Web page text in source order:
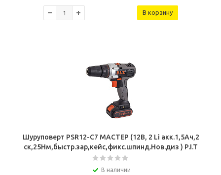
В корзину
Шуруповерт PSR12-C7 МАСТЕР (12В, 2 Li акк.1,5Ач,2
ск,25Нм,быстр.зар,кейс,фикс.шпинд.Нов.диз ) P.I.T
В наличии